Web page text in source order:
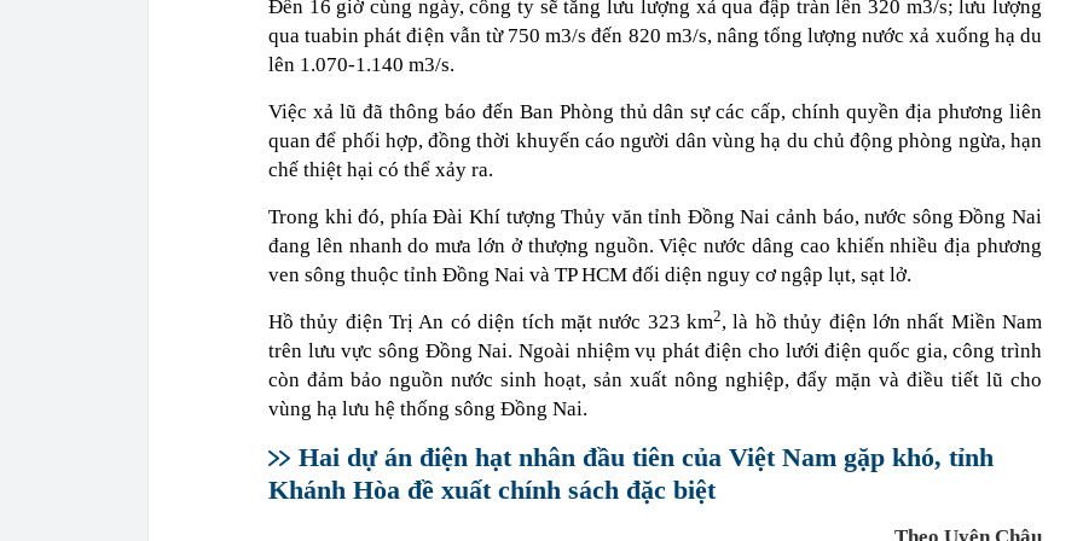
Đến 16 giờ cùng ngày, công ty sẽ tăng lưu lượng xả qua đập tràn lên 320 m3/s; lưu lượng
qua tuabin phát điện vẫn từ 750 m3/s đến 820 m3/s, nâng tổng lượng nước xả xuống hạ du
lên 1.070-1.140 m3/s.
Việc xả lũ đã thông báo đến Ban Phòng thủ dân sự các cấp, chính quyền địa phương liên
quan để phối hợp, đồng thời khuyến cáo người dân vùng hạ du chủ động phòng ngừa, hạn
chế thiệt hại có thể xảy ra.
Trong khi đó, phía Đài Khí tượng Thủy văn tỉnh Đồng Nai cảnh báo, nước sông Đồng Nai
đang lên nhanh do mưa lớn ở thượng nguồn. Việc nước dâng cao khiến nhiều địa phương
ven sông thuộc tỉnh Đồng Nai và TP HCM đối diện nguy cơ ngập lụt, sạt lở.
Hồ thủy điện Trị An có diện tích mặt nước 323 km2, là hồ thủy điện lớn nhất Miền Nam
trên lưu vực sông Đồng Nai. Ngoài nhiệm vụ phát điện cho lưới điện quốc gia, công trình
còn đảm bảo nguồn nước sinh hoạt, sản xuất nông nghiệp, đẩy mặn và điều tiết lũ cho
vùng hạ lưu hệ thống sông Đồng Nai.
Hai dự án điện hạt nhân đầu tiên của Việt Nam gặp khó, tỉnh
Khánh Hòa đề xuất chính sách đặc biệt